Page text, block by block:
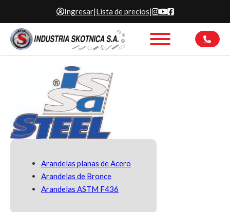
Ingresar|Lista de precios|
Arandelas planas de Acero
Arandelas de Bronce
Arandelas ASTM F436